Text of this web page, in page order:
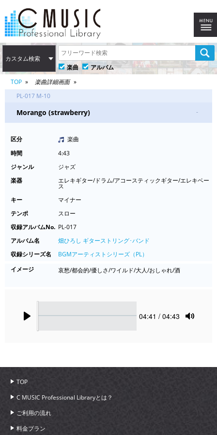
カスタム検索
楽曲
アルバム
TOP
楽曲詳細画面
PL-017 M-10
Morango (strawberry) -
区分
楽曲
時間
4:43
ジャンル
ジャズ
楽器
エレキギター/ドラム/アコースティックギター/エレキベー
ス
キー
マイナー
テンポ
スロー
収録アルバムNo. PL-017
アルバム名
畑ひろし ギターストリング･バンド
収録シリーズ名
BGMアーティストシリーズ（PL）
イメージ
哀愁/都会的/優しさ/ワイルド/大人/おしゃれ/酒
Current
04:41 / 04:43
TOP
C MUSIC Professional Libraryとは？
ご利用の流れ
料金プラン